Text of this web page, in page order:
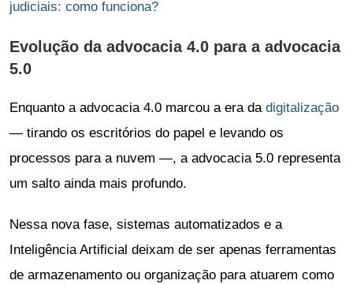
judiciais: como funciona?
Evolução da advocacia 4.0 para a advocacia
5.0
Enquanto a advocacia 4.0 marcou a era da digitalização
— tirando os escritórios do papel e levando os
processos para a nuvem —, a advocacia 5.0 representa
um salto ainda mais profundo.
Nessa nova fase, sistemas automatizados e a
Inteligência Artificial deixam de ser apenas ferramentas
de armazenamento ou organização para atuarem como